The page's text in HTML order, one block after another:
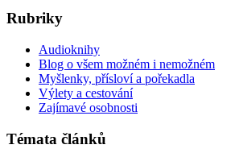
Rubriky
Audioknihy
Blog o všem možném i nemožném
Myšlenky, přísloví a pořekadla
Výlety a cestování
Zajímavé osobnosti
Témata článků